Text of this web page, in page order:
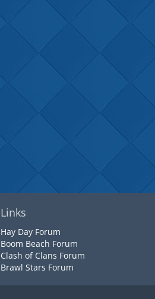
Links
Hay Day Forum
Boom Beach Forum
Clash of Clans Forum
Brawl Stars Forum